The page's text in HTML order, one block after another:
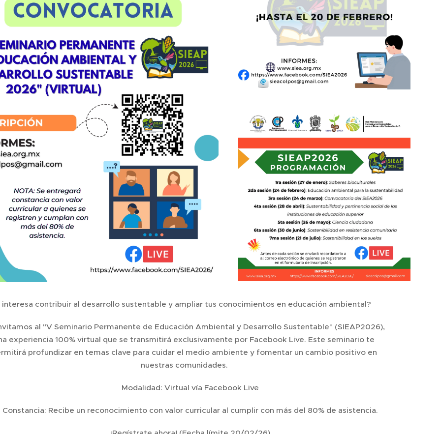
interesa contribuir al desarrollo sustentable y ampliar tus conocimientos en educación ambiental? 🌱
al "V Seminario Permanente de Educación Ambiental y Desarrollo Sustentable" (SIEAP2026),
experiencia 100% virtual que se transmitirá exclusivamente por Facebook Live. Este seminario te
profundizar en temas clave para cuidar el medio ambiente y fomentar un cambio positivo en
nuestras comunidades.
💻 Modalidad: Virtual vía Facebook Live
Recibe un reconocimiento con valor curricular al cumplir con más del 80% de asistencia.